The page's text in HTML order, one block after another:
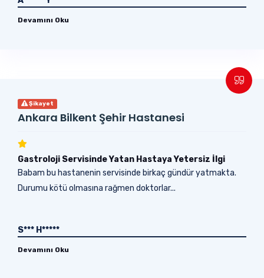
Devamını Oku
Şikayet
Ankara Bilkent Şehir Hastanesi
Gastroloji Servisinde Yatan Hastaya Yetersiz İlgi
Babam bu hastanenin servisinde birkaç gündür yatmakta.
Durumu kötü olmasına rağmen doktorlar...
S*** H*****
Devamını Oku